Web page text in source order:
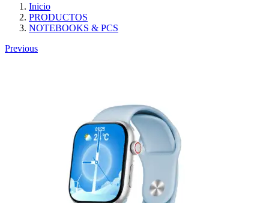
Inicio
PRODUCTOS
NOTEBOOKS & PCS
Previous